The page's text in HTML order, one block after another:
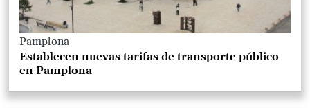
Pamplona
Establecen nuevas tarifas de transporte público
en Pamplona